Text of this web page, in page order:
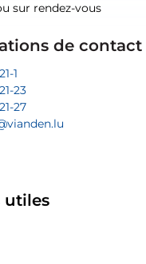
sur rendez-vous
de contact
1
23
27
sur rendez-vous
20
22
31 d’eau) : 83 48 21 61
utiles